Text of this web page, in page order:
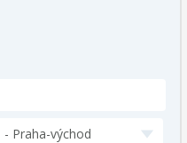
- Praha-východ